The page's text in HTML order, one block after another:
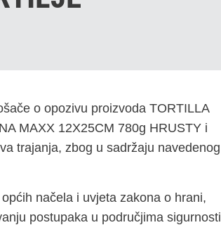
o opozivu proizvoda TORTILLA
MAXX 12X25CM 780g HRUSTY i
trajanja, zbog u sadržaju navedenog
načela i uvjeta zakona o hrani,
postupaka u područjima sigurnosti